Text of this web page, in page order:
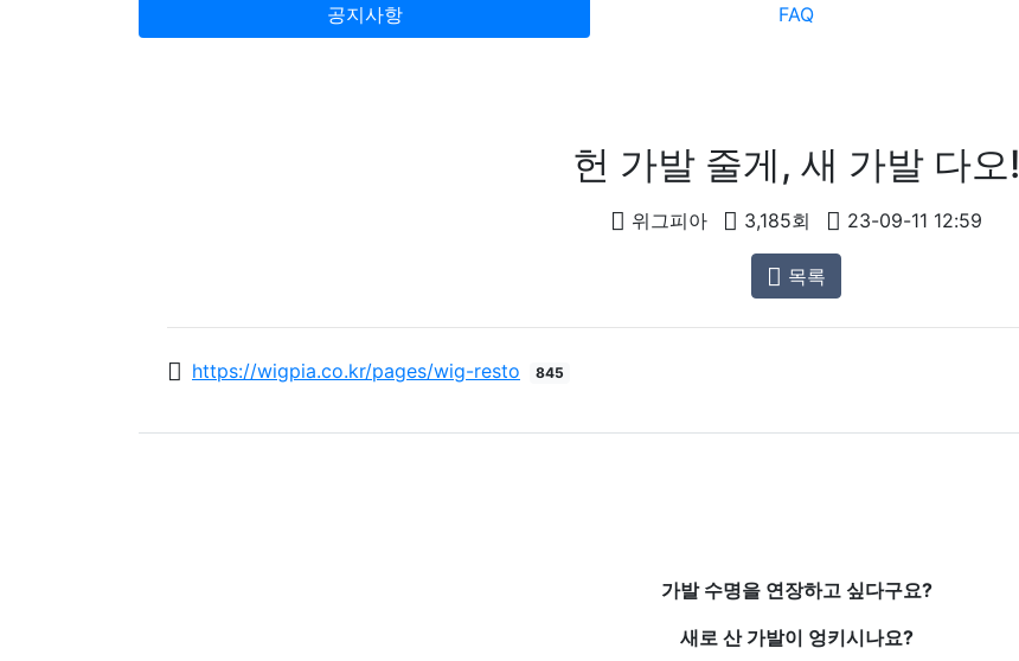
공지사항 FAQ
헌 가발 줄게, 새 가발 다오!
위그피아 3,185회 23-09-11 12:59
목록
https://wigpia.co.kr/pages/wig-resto 845
가발 수명을 연장하고 싶다구요?
새로 산 가발이 엉키시나요?